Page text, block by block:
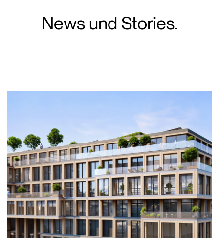
News und Stories.